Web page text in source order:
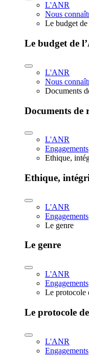
L'ANR
Nous
Le budget
Le budget de
L'ANR
Nous
Documents
Documents de
L'ANR
Engagements
Ethique,
Ethique,
L'ANR
Engagements
Le genre
Le genre
L'ANR
Engagements
Le protocole
Le protocole
L'ANR
Engagements